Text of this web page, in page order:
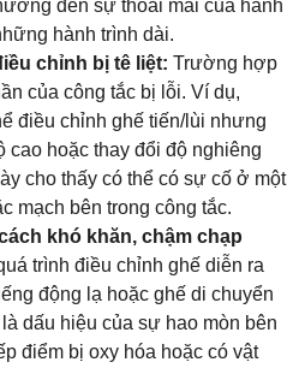
đến sự thoải mái của hành
hành trình dài.
chỉnh bị tê liệt: Trường hợp
của công tắc bị lỗi. Ví dụ,
điều chỉnh ghế tiến/lùi nhưng
cao hoặc thay đổi độ nghiêng
cho thấy có thể có sự cố ở một
mạch bên trong công tắc.
khó khăn, chậm chạp
trình điều chỉnh ghế diễn ra
động lạ hoặc ghế di chuyển
dấu hiệu của sự hao mòn bên
điểm bị oxy hóa hoặc có vật